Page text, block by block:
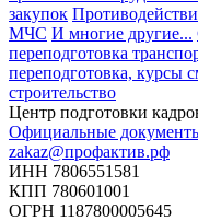
закупок
МЧС И многие другие...
переподготовка
переподготовка, курсы
строительство
Центр подготовки
Официальные
zakaz@профактив.рф
ИНН 7806551581
КПП 780601001
ОГРН 1187800005645